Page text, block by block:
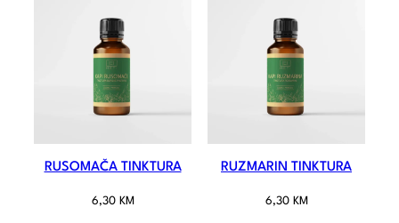
RUSOMAČA TINKTURA
6,30 KM
RUZMARIN TINKTURA
6,30 KM